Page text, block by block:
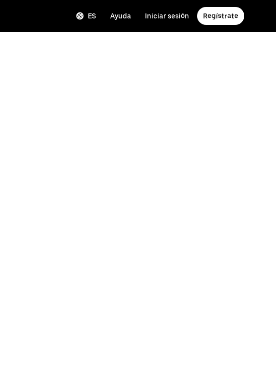
ES Ayuda Iniciar sesión Regístrate